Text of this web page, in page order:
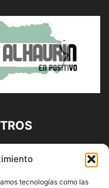
tecnologías como las
Propiedad de
71 95 | Noticias de
y Provincia|